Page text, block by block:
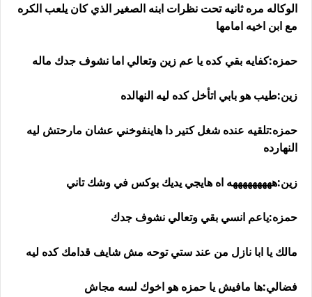
الوكاله مره ثانيه تحت نظرات ابنه الصغير الذي كان يلعب الكره
مع ابن اخيه امامها
حمزه:كفايه بقي كده يا عم زين وتعالي اما نشوف جدك ماله
زين:طيب هو بابي اتأخل كده ليه النهالده
حمزه:تلقيه عنده شغل كتير دا هاينفوخني عشان مارحتش ليه
النهارده
زين:هههههههههه اه هايجي يديك بوكس في وشك تاني
حمزه:ياعم انسي بقي وتعالي نشوف جدك
مالك يا ابا نازل من عند ستي توحه مش شايف قدامك كده ليه
فضالي:ها مافيش يا حمزه هو اخوك لسه مجاش